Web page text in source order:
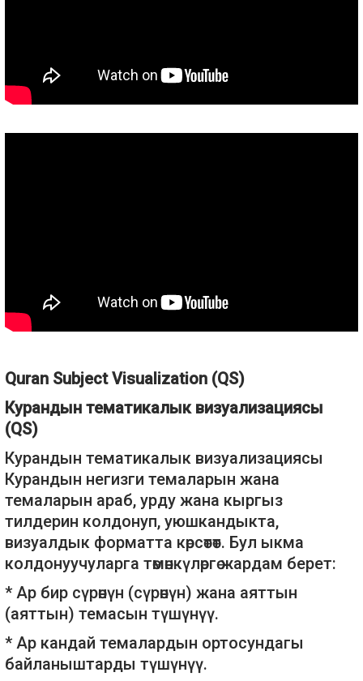
Quran Subject Visualization (QS)
Курандын тематикалык визуализациясы
(QS)
Курандын тематикалык визуализациясы
Курандын негизги темаларын жана
темаларын араб, урду жана кыргыз
тилдерин колдонуп, уюшкандыкта,
визуалдык форматта көрсөтөт. Бул ыкма
колдонуучуларга төмөнкүлөргө жардам берет:
* Ар бир сүрөнүн (сүрөнүн) жана аяттын
(аяттын) темасын түшүнүү.
* Ар кандай темалардын ортосундагы
байланыштарды түшүнүү.